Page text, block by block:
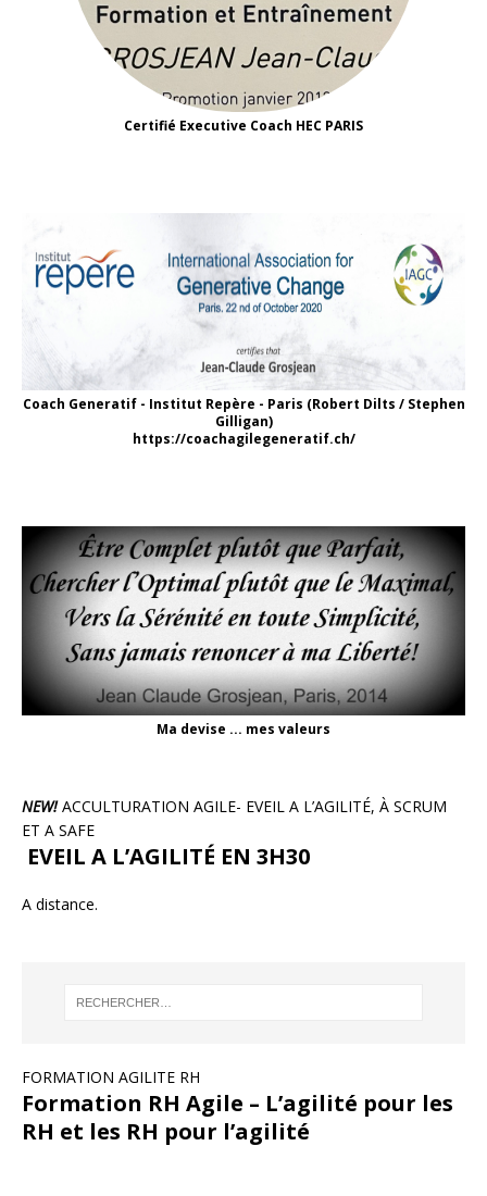
Certifié Executive Coach HEC PARIS
Coach Generatif - Institut Repère - Paris (Robert Dilts / Stephen
Gilligan)
https://coachagilegeneratif.ch/
Ma devise ... mes valeurs
NEW!ACCULTURATION AGILE- EVEIL A L’AGILITÉ, À SCRUM
ET A SAFE
EVEIL A L’AGILITÉ EN 3H30
A distance.
FORMATION AGILITE RH
Formation RH Agile – L’agilité pour les
RH et les RH pour l’agilité